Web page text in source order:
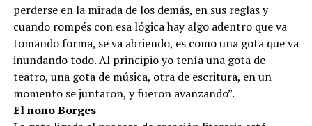
perderse en la mirada de los demás, en sus reglas y
cuando rompés con esa lógica hay algo adentro que va
tomando forma, se va abriendo, es como una gota que va
inundando todo. Al principio yo tenía una gota de
teatro, una gota de música, otra de escritura, en un
momento se juntaron, y fueron avanzando”.
El nono Borges